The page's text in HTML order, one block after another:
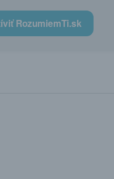
RozumiemTi.sk